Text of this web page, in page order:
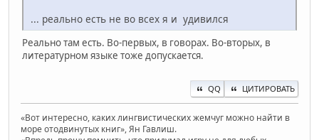
... реально есть не во всех я и удивился
Реально там есть. Во-первых, в говорах. Во-вторых, в
литературном языке тоже допускается.
QQ ЦИТИРОВАТЬ
«Вот интересно, каких лингвистических жемчуг можно найти в
море отодвинутых книг», Ян Гавлиш.